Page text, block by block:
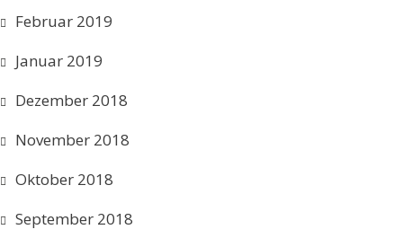
Februar 2019
Januar 2019
Dezember 2018
November 2018
Oktober 2018
September 2018